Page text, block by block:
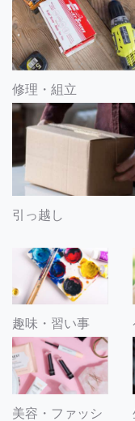
修理・組立
引っ越し
趣味・習い事
美容・ファッシ